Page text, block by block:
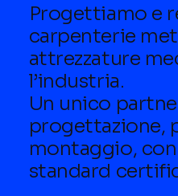
Progettiamo e
carpenterie
attrezzature
l’industria.
Un unico
progettazione,
montaggio,
standard